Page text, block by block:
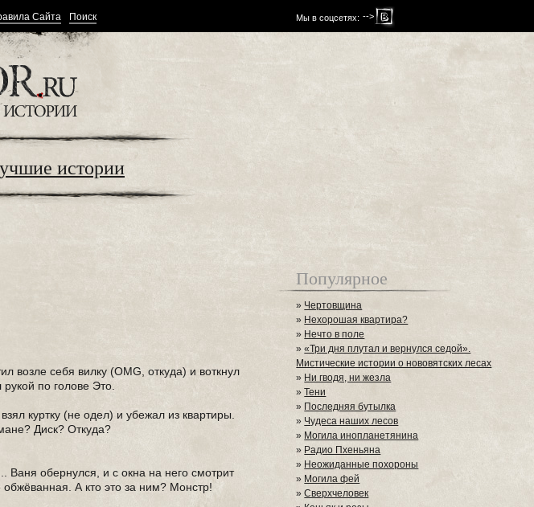
Мы в соцсетях: -->
Сайта Поиск
истории
себя вилку (OMG, откуда) и воткнул
по голове Это.
куртку (не одел) и убежал из квартиры.
Диск? Откуда?
Ваня обернулся, и с окна на него смотрит
А кто это за ним? Монстр!
Популярное
» Чертовщина
» Нехорошая квартира?
» Нечто в поле
»«Три дня плутал и вернулся седой».
Мистические истории о нововятских лесах
» Ни гводя, ни жезла
»Тени
» Последняя бутылка
» Чудеса наших лесов
» Могила инопланетянина
» Радио Пхеньяна
» Неожиданные похороны
» Могила фей
»Сверхчеловек